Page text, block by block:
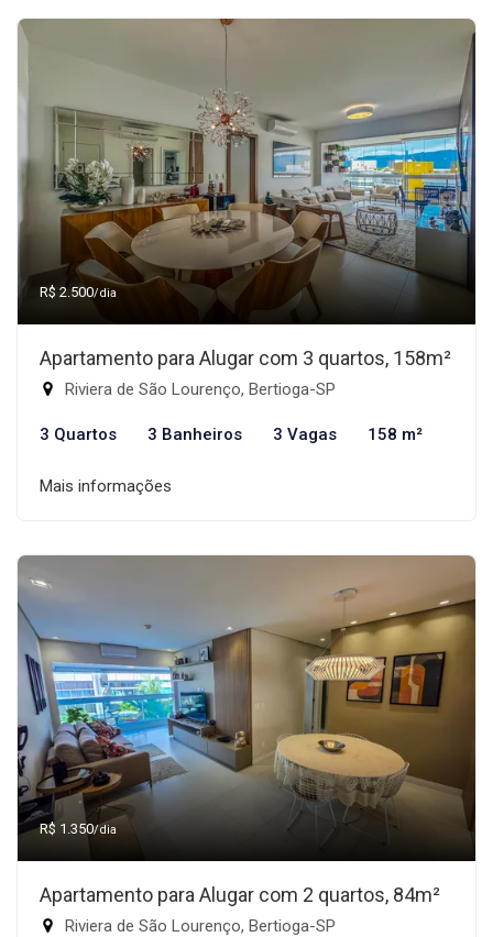
R$ 2.500/dia
Apartamento para Alugar com 3 quartos, 158m²
Riviera de São Lourenço, Bertioga-SP
3 Quartos 3 Banheiros 3 Vagas 158 m²
Mais informações
R$ 1.350/dia
Apartamento para Alugar com 2 quartos, 84m²
Riviera de São Lourenço, Bertioga-SP